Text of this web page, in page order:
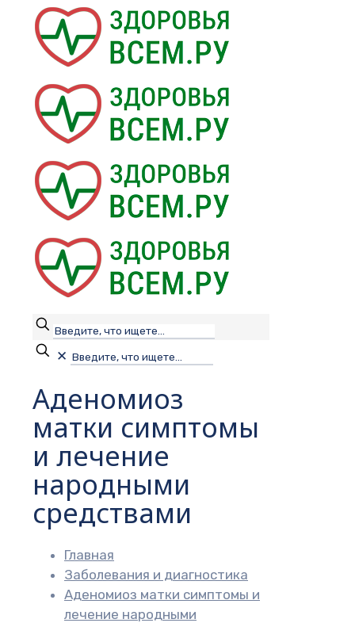
✕
Аденомиоз
матки симптомы
и лечение
народными
средствами
Главная
Заболевания и диагностика
Аденомиоз матки симптомы и
лечение народными